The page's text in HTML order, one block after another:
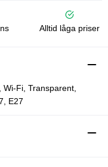
Alltid låga priser
Fi, Transparent,
E27